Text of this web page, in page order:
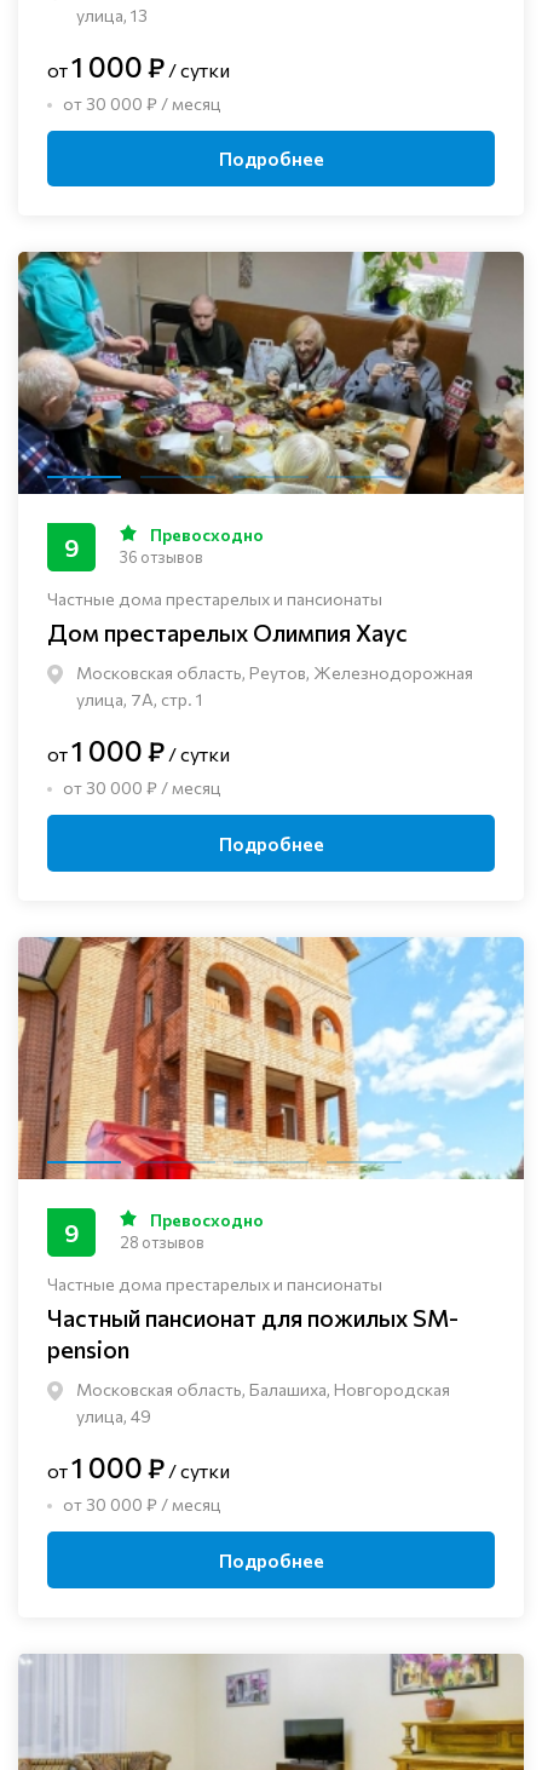
улица, 13
от1 000 ₽ / сутки
от 30 000 ₽ / месяц
Подробнее
Частные дома престарелых и пансионаты
Дом престарелых Олимпия Хаус
Московская область, Реутов, Железнодорожная
улица, 7А, стр. 1
9 Превосходно
36 отзывов
от1 000 ₽ / сутки
от 30 000 ₽ / месяц
Подробнее
Частные дома престарелых и пансионаты
Частный пансионат для пожилых SM-
pension
Московская область, Балашиха, Новгородская
улица, 49
9 Превосходно
28 отзывов
от1 000 ₽ / сутки
от 30 000 ₽ / месяц
Подробнее